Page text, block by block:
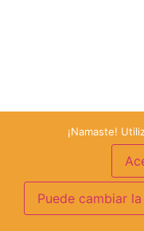
¡Namaste!
Puede cambiar